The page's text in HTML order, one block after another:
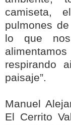
camiseta,
pulmones
lo que
respirando
paisaje”.
Manuel
El Cerrito